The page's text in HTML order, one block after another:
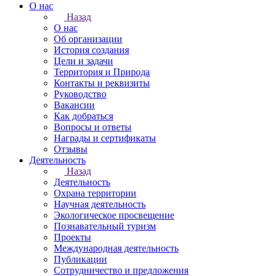
О нас
Назад
О нас
Об организации
История создания
Цели и задачи
Территория и Природа
Контакты и реквизиты
Руководство
Вакансии
Как добраться
Вопросы и ответы
Награды и сертификаты
Отзывы
Деятельность
Назад
Деятельность
Охрана территории
Научная деятельность
Экологическое просвещение
Познавательный туризм
Проекты
Международная деятельность
Публикации
Сотрудничество и предложения